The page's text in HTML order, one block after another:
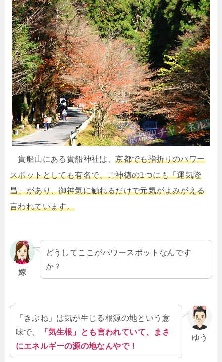
貴船山にある貴船神社は、京都でも指折りのパワー
スポットとしても有名で、ご神徳の1つにも「運気隆
昌」があり、御神気に触れるだけで元気がよみがえる
言われています。
嫁
どうしてここがパワースポットなんです
か？
ゆう
「きぶね」は気が生じる根源の地という意
味で、
「気生根」とも言われていて、まさ
にエネルギーの源の地なんやで！